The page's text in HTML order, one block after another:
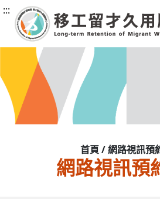
:::
首頁 / 網路視訊預
網路視訊預